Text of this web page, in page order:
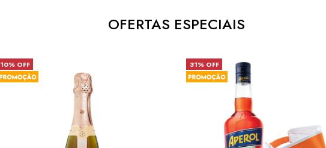
OFERTAS ESPECIAIS
10% OFF 31% OFF